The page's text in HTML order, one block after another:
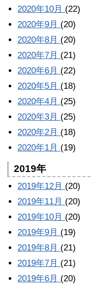
2020年10月 (22)
2020年9月 (20)
2020年8月 (20)
2020年7月 (21)
2020年6月 (22)
2020年5月 (18)
2020年4月 (25)
2020年3月 (25)
2020年2月 (18)
2020年1月 (19)
2019年
2019年12月 (20)
2019年11月 (20)
2019年10月 (20)
2019年9月 (19)
2019年8月 (21)
2019年7月 (21)
2019年6月 (20)